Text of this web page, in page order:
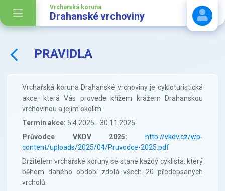
Vrchařská koruna
Drahanské vrchoviny
PRAVIDLA
Vrchařská koruna Drahanské vrchoviny je cykloturistická
akce, která Vás provede křížem krážem Drahanskou
vrchovinou a jejím okolím.
Termín akce: 5.4.2025 - 30.11.2025
Průvodce VKDV 2025:
http://vkdv.cz/wp-
content/uploads/2025/04/Pruvodce-2025.pdf
Držitelem vrchařské koruny se stane každý cyklista, který
během daného období zdolá všech 20 předepsaných
vrcholů.